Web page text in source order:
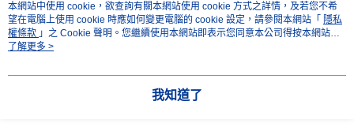
熱門標籤
本網站中使用 cookie，欲查詢有關本網站使用 cookie 方式之詳情，及若您不希
望在電腦上使用 cookie 時應如何變更電腦的 cookie 設定，請參閱本網站「 隱私
權條款 」之 Cookie 聲明。您繼續使用本網站即表示您同意本公司得按本網站使
用條款之 Cookie 聲明使用 cookie。
了解更多 >
我知道了